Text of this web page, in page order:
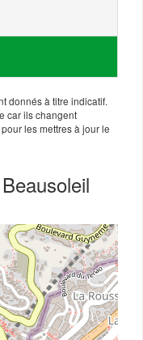
donnés à titre indicatif.
car ils changent
les mettres à jour le